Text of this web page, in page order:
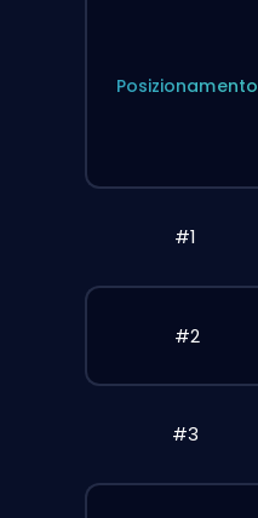
Posizionamento
#1
#2
#3